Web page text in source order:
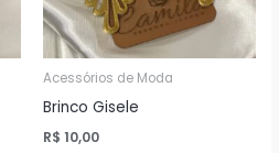
Acessórios de Moda
Brinco Gisele
R$ 10,00